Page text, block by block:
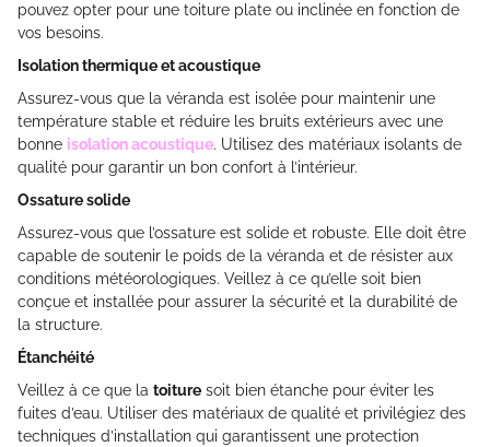
pouvez opter pour une toiture plate ou inclinée en fonction de
vos besoins.
Isolation thermique et acoustique
Assurez-vous que la véranda est isolée pour maintenir une
température stable et réduire les bruits extérieurs avec une
bonne isolation acoustique. Utilisez des matériaux isolants de
qualité pour garantir un bon confort à l’intérieur.
Ossature solide
Assurez-vous que l’ossature est solide et robuste. Elle doit être
capable de soutenir le poids de la véranda et de résister aux
conditions météorologiques. Veillez à ce qu’elle soit bien
conçue et installée pour assurer la sécurité et la durabilité de
la structure.
Étanchéité
Veillez à ce que la toiture soit bien étanche pour éviter les
fuites d’eau. Utiliser des matériaux de qualité et privilégiez des
techniques d’installation qui garantissent une protection